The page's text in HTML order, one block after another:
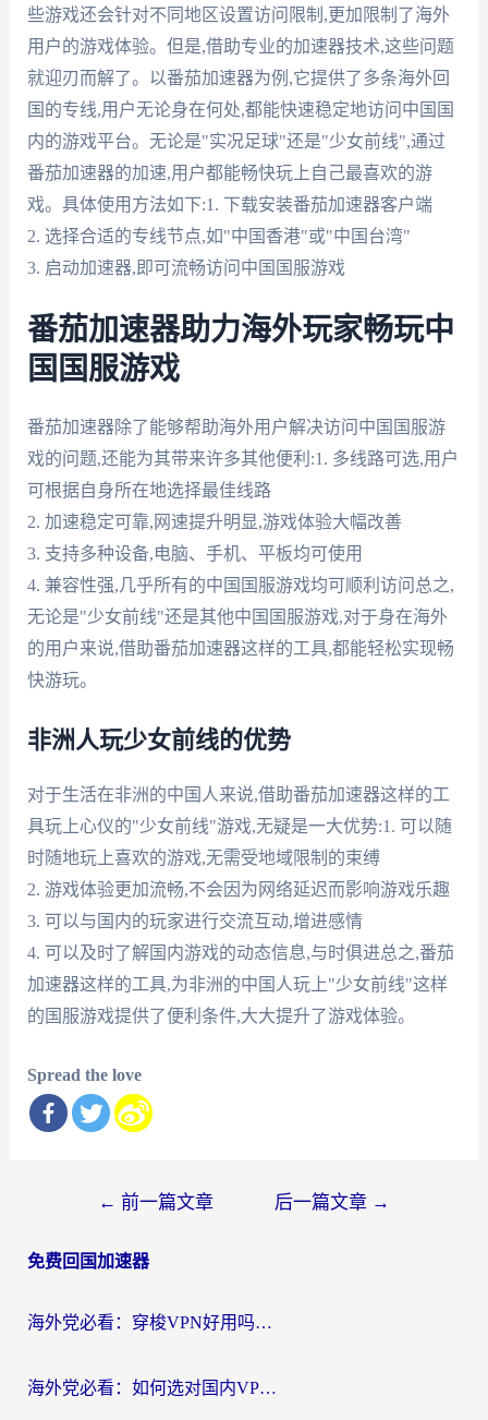
些游戏还会针对不同地区设置访问限制,更加限制了海外
用户的游戏体验。但是,借助专业的加速器技术,这些问题
就迎刃而解了。以番茄加速器为例,它提供了多条海外回
国的专线,用户无论身在何处,都能快速稳定地访问中国国
内的游戏平台。无论是"实况足球"还是"少女前线",通过
番茄加速器的加速,用户都能畅快玩上自己最喜欢的游
戏。具体使用方法如下:1. 下载安装番茄加速器客户端
2. 选择合适的专线节点,如"中国香港"或"中国台湾"
3. 启动加速器,即可流畅访问中国国服游戏
番茄加速器助力海外玩家畅玩中
国国服游戏
番茄加速器除了能够帮助海外用户解决访问中国国服游
戏的问题,还能为其带来许多其他便利:1. 多线路可选,用户
可根据自身所在地选择最佳线路
2. 加速稳定可靠,网速提升明显,游戏体验大幅改善
3. 支持多种设备,电脑、手机、平板均可使用
4. 兼容性强,几乎所有的中国国服游戏均可顺利访问总之,
无论是"少女前线"还是其他中国国服游戏,对于身在海外
的用户来说,借助番茄加速器这样的工具,都能轻松实现畅
快游玩。
非洲人玩少女前线的优势
对于生活在非洲的中国人来说,借助番茄加速器这样的工
具玩上心仪的"少女前线"游戏,无疑是一大优势:1. 可以随
时随地玩上喜欢的游戏,无需受地域限制的束缚
2. 游戏体验更加流畅,不会因为网络延迟而影响游戏乐趣
3. 可以与国内的玩家进行交流互动,增进感情
4. 可以及时了解国内游戏的动态信息,与时俱进总之,番茄
加速器这样的工具,为非洲的中国人玩上"少女前线"这样
的国服游戏提供了便利条件,大大提升了游戏体验。
Spread the love
导
← 前一篇文章 后一篇文章 →
免费回国加速器
海外党必看：穿梭VPN好用吗？和云帆VPN对比哪个回国效果更好？附真实测评+避坑指南
海外党必看：如何选对国内VPN，实现无缝访问国内资源？